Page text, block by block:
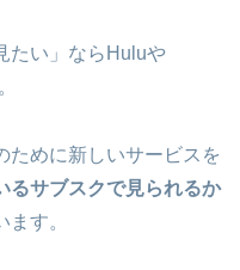
たい」ならHuluや
ために新しいサービスを
るサブスクで見られるか
す。